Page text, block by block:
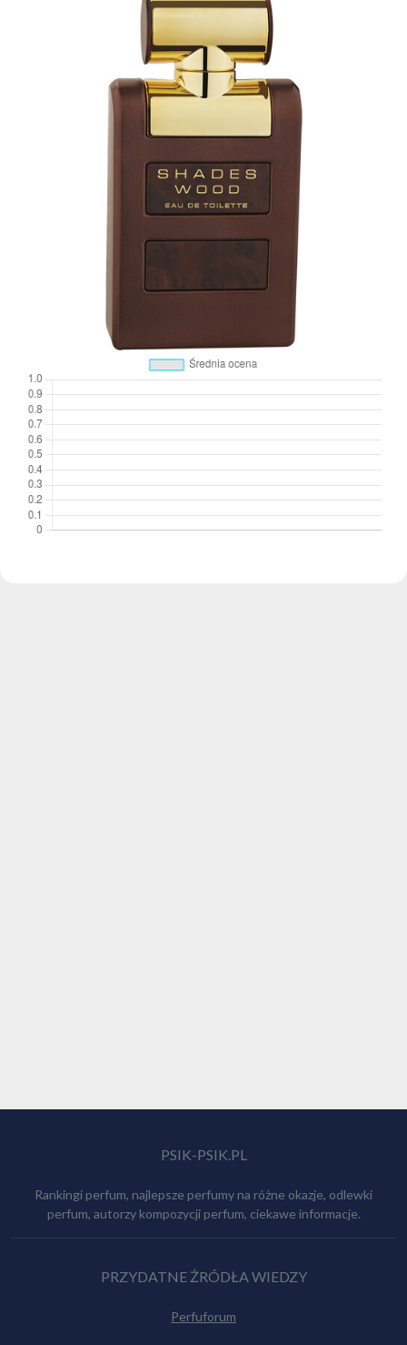
PSIK-PSIK.PL
Rankingi perfum, najlepsze perfumy na różne okazje, odlewki
perfum, autorzy kompozycji perfum, ciekawe informacje.
PRZYDATNE ŻRÓDŁA WIEDZY
Perfuforum